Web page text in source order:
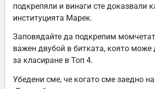
подкрепяли и винаги сте доказвали
институцията Марек.
Заповядайте да подкрепим
важен двубой в битката, която може
за класиране в Топ 4.
Убедени сме, че когато сме заедно